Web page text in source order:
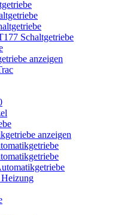
Schaltgetriebe
anzeigen
anzeigen